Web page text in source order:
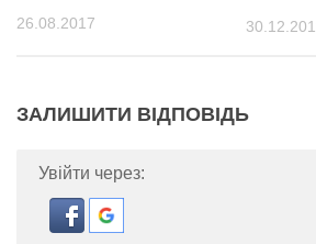
26.08.2017
ЗАЛИШИТИ ВІДПОВІДЬ
Увійти через: